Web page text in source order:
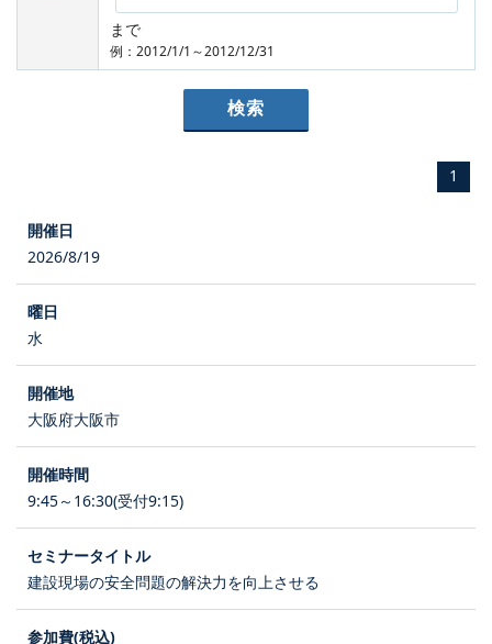
まで
例：2012/1/1～2012/12/31
1
2026/8/19
水
大阪府大阪市
9:45～16:30(受付9:15)
建設現場の安全問題の解決力を向上させる